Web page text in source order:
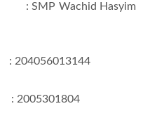
SMP Wachid Hasyim